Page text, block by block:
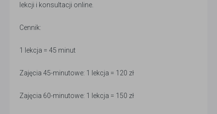
lekcji i konsultacji online.
Cennik:
1 lekcja = 45 minut
Zajęcia 45-minutowe: 1 lekcja = 120 zł
Zajęcia 60-minutowe: 1 lekcja = 150 zł